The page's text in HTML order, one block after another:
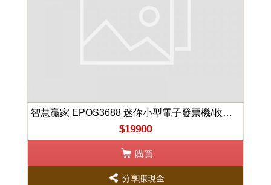
智慧贏家 EPOS3688 迷你小型電子發票機/收銀機
$19900
購買
分享賺現金